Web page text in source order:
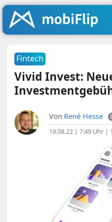
Fintech
Vivid Invest:
Von René Hesse
19.08.22 | 7:49 Uhr |